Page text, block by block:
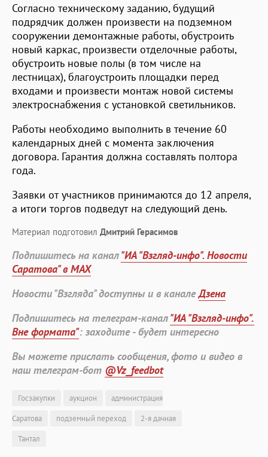
Согласно техническому заданию, будущий
подрядчик должен произвести на подземном
сооружении демонтажные работы, обустроить
новый каркас, произвести отделочные работы,
обустроить новые полы (в том числе на
лестницах), благоустроить площадки перед
входами и произвести монтаж новой системы
электроснабжения с установкой светильников.
Работы необходимо выполнить в течение 60
календарных дней с момента заключения
договора. Гарантия должна составлять полтора
года.
Заявки от участников принимаются до 12 апреля,
а итоги торгов подведут на следующий день.
Материал подготовил Дмитрий Герасимов
Подпишитесь на канал"ИА "Взгляд-инфо". Новости
Саратова" в MAX
Новости "Взгляда" доступны и в каналеДзена
Подпишитесь на телеграм-канал"ИА "Взгляд-инфо".
Вне формата": заходите - будет интересно
Вы можете прислать сообщения, фото и видео в
наш телеграм-бот @Vz_feedbot
Госзакупки аукцион
администрация
Саратова
подземный переход
2-я дачная
Тантал